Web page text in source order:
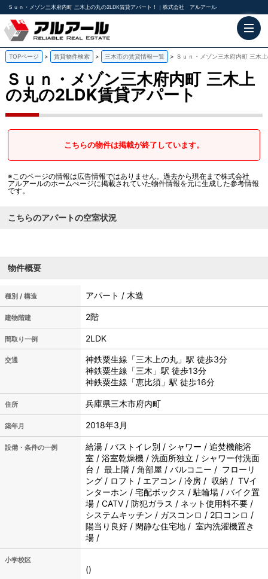
Ｓｕｎ・メゾン三木府内町 三木上の丸の2LDK賃貸アパート！｜株式会社 アルアール
TOPページ 賃貸物件検索 三木市の賃貸情報一覧 Ｓｕｎ・メゾン三木府内町 三木
Ｓｕｎ・メゾン三木府内町 三木上
の丸の2LDK賃貸アパート
こちらの物件は掲載が終了しています。
※このページの情報は広告情報ではありません。過去から現在まで株式会社
アルアールのホームぺージに掲載されていた物件情報を元に生成した参考情報
です。
こちらのアパートの空室状況
物件概要
種別 / 構造 アパート / 木造
建物階建 2階
間取り一例 2LDK
交通
神鉄粟生線「三木上の丸」駅 徒歩3分
神鉄粟生線「三木」駅 徒歩13分
神鉄粟生線「恵比須」駅 徒歩16分
住所 兵庫県三木市府内町
築年月 2018年3月
設備・条件の一例
給湯 / バストイレ別 / シャワー / 追焚機能浴
室 / 浴室乾燥機 / 洗面所独立 / シャワー付洗面
台 / 最上階 / 角部屋 / バルコニー / フローリ
ング / ロフト / エアコン / 冷房 / 収納 / TVイ
ンターホン / 宅配ボックス / 駐輪場 / バイク置
場 / CATV / 防犯ガラス / ネット使用料不要 /
システムキッチン / ガスコンロ / 2口コンロ /
陽当り良好 / 閑静な住宅地 / 室内洗濯機置き
場 /
小学校区
()